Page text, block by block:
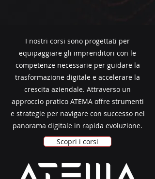
I nostri corsi sono progettati per
equipaggiare gli imprenditori con le
competenze necessarie per guidare la
trasformazione digitale e accelerare la
crescita aziendale. Attraverso un
approccio pratico ATEMA offre strumenti
e strategie per navigare con successo nel
panorama digitale in rapida evoluzione.
Scopri i corsi